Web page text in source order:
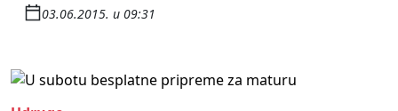
03.06.2015. u 09:31